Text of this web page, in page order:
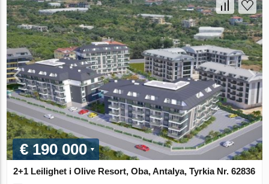
€ 190 000
2+1 Leilighet i Olive Resort, Oba, Antalya, Tyrkia Nr. 62836